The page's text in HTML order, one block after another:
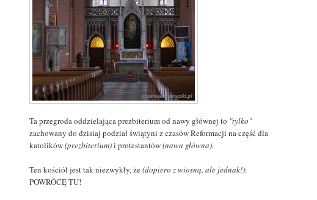
Ta przegroda oddzielająca prezbiterium od nawy głównej to "tylko"
zachowany do dzisiaj podział świątyni z czasów Reformacji na część dla
katolików(prezbiterium)i protestantów(nawa główna).
Ten kościół jest tak niezwykły, że(dopiero z wiosną, ale jednak!):
POWRÓCĘ TU!